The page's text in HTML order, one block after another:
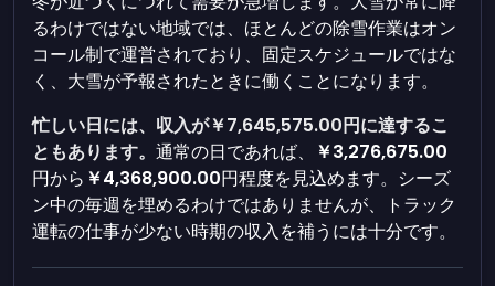
るわけではない地域では、ほとんどの除雪作業はオン
コール制で運営されており、固定スケジュールではな
く、大雪が予報されたときに働くことになります。
忙しい日には、収入が￥7,645,575.00円に達するこ
ともあります。通常の日であれば、
￥3,276,675.00
円から ￥4,368,900.00円程度を見込めます。シーズ
ン中の毎週を埋めるわけではありませんが、トラック
運転の仕事が少ない時期の収入を補うには十分です。